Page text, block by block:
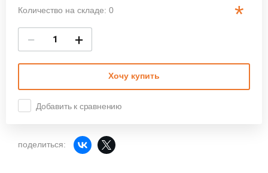
Количество на складе: 0 *
− +
Хочу купить
Добавить к сравнению
поделиться: